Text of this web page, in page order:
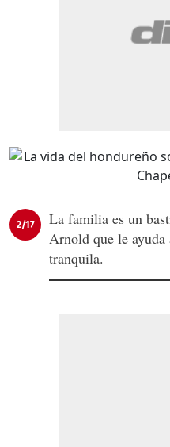
2/17
La familia es un
Arnold que le
tranquila.